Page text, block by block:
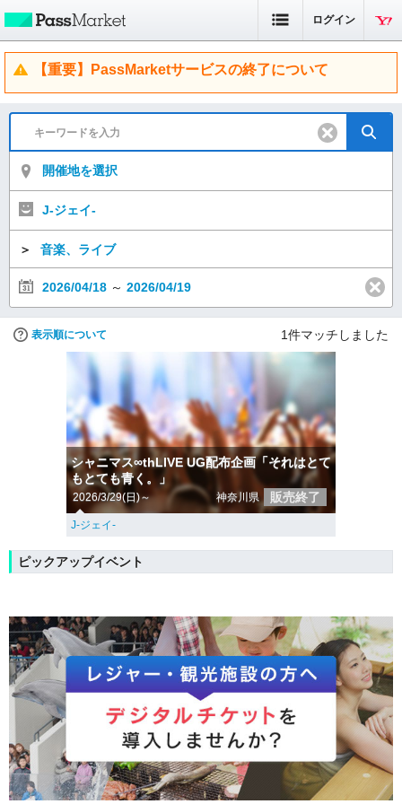
ログイン
【重要】PassMarketサービスの終了について
開催地を選択
J-ジェイ-
＞ 音楽、ライブ
2026/04/18 ～ 2026/04/19
表示順について 1件マッチしました
シャニマス∞thLIVE UG配布企画「それはとて
もとても青く。」
2026/3/29(日)～ 神奈川県 販売終了
J-ジェイ-
ピックアップイベント